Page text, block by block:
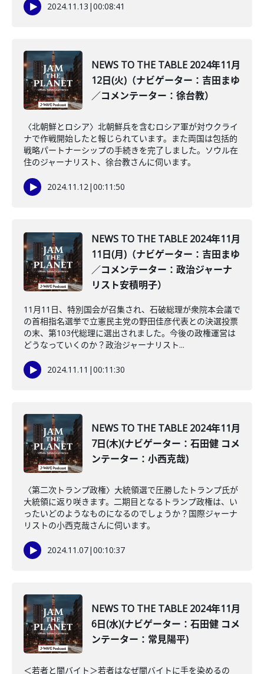
2024.11.13 |00:08:41
NEWS TO THE TABLE 2024年11月
12日(火)（ナビゲーター：吉田まゆ
／コメンテーター：徐台教）
〈北朝鮮とロシア〉北朝鮮兵を含むロシア軍が対ウクライ
ナで作戦開始したと報じられています。また両国は包括的
戦略パートナーシップの手続きを完了しました。ソウル在
住のジャーナリスト、徐台教さんに伺います。
2024.11.12|00:11:50
NEWS TO THE TABLE 2024年11月
11日(月)（ナビゲーター：吉田まゆ
／コメンテーター：政治ジャーナ
リスト安積明子）
11月11日、特別国会が召集され、石破総理が衆院本会議で
の首相指名選挙で立憲民主党の野田佳彦代表との決選投票
の末、第103代総理に選出されました。今後の政権運営は
どうなっていくのか？政治ジャーナリスト...
2024.11.11 |00:11:30
NEWS TO THE TABLE 2024年11月
7日(木)(ナビゲーター：石田健 コメ
ンテーター：小西克哉)
〈第二次トランプ政権〉大統領選で圧勝したトランプ氏が
大統領に返り咲きます。二期目となるトランプ政権は、い
ったいどのようなものになるのでしょうか？国際ジャーナ
リストの小西克哉さんに伺います。
2024.11.07|00:10:37
NEWS TO THE TABLE 2024年11月
6日(水)(ナビゲーター：石田健 コメ
ンテーター：常見陽平)
＜若者と闇バイト＞若者はなぜ闇バイトに手を染めるの